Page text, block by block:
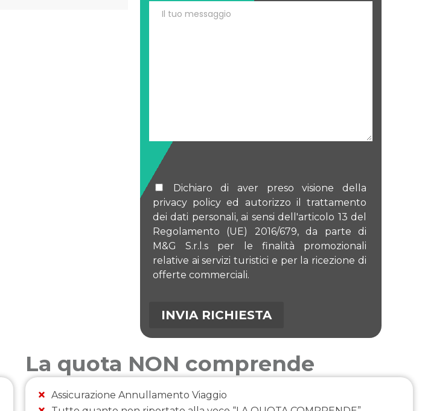
Dichiaro di aver preso visione della
privacy policy ed autorizzo il trattamento
dei dati personali, ai sensi dell'articolo 13 del
Regolamento (UE) 2016/679, da parte di
M&G S.r.l.s per le finalità promozionali
relative ai servizi turistici e per la ricezione di
offerte commerciali.
La quota NON comprende
Assicurazione Annullamento Viaggio